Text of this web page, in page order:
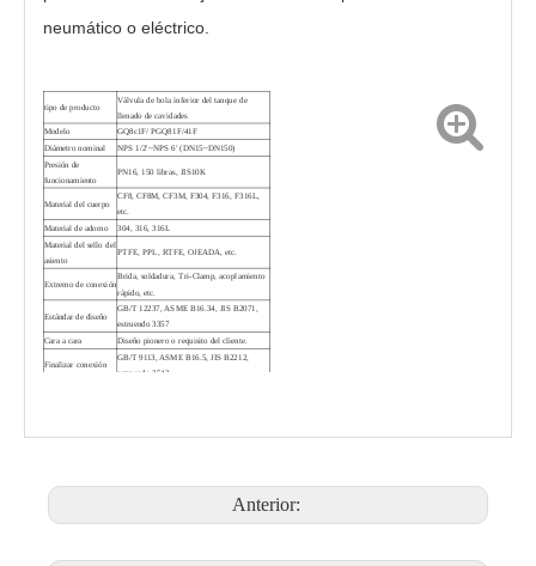
Válvula de bola para fondo de tanque sanitario XGQ41F
neumático o eléctrico.
tipo de producto
Válvula de bola inferior del tanque de
llenado de cavidades
Modelo GQ8c1F/ PGQ81F/41F
Diámetro nominal
NPS 1/2'~NPS 6' (DN15~DN150)
Presión de
funcionamiento
PN16, 150 libras, JIS10K
Material del cuerpo
CF8, CF8M, CF3M, F304, F316, F316L,
etc.
Material de adorno
304, 316, 316L
Material del sello del
asiento
PTFE, PPL, RTFE, OJEADA, etc.
Extremo de conexión
Brida, soldadura, Tri-Clamp, acoplamiento
rápido, etc.
Estándar de diseño
GB/T 12237, ASME B16.34, JIS B2071,
estruendo 3357
Cara a cara
Diseño pionero o requisito del cliente.
Finalizar conexión
GB/T 9113, ASME B16.5, JIS B2212,
estruendo 2542
operación
diseño
3) Camisa calefactora opcional
Anterior: